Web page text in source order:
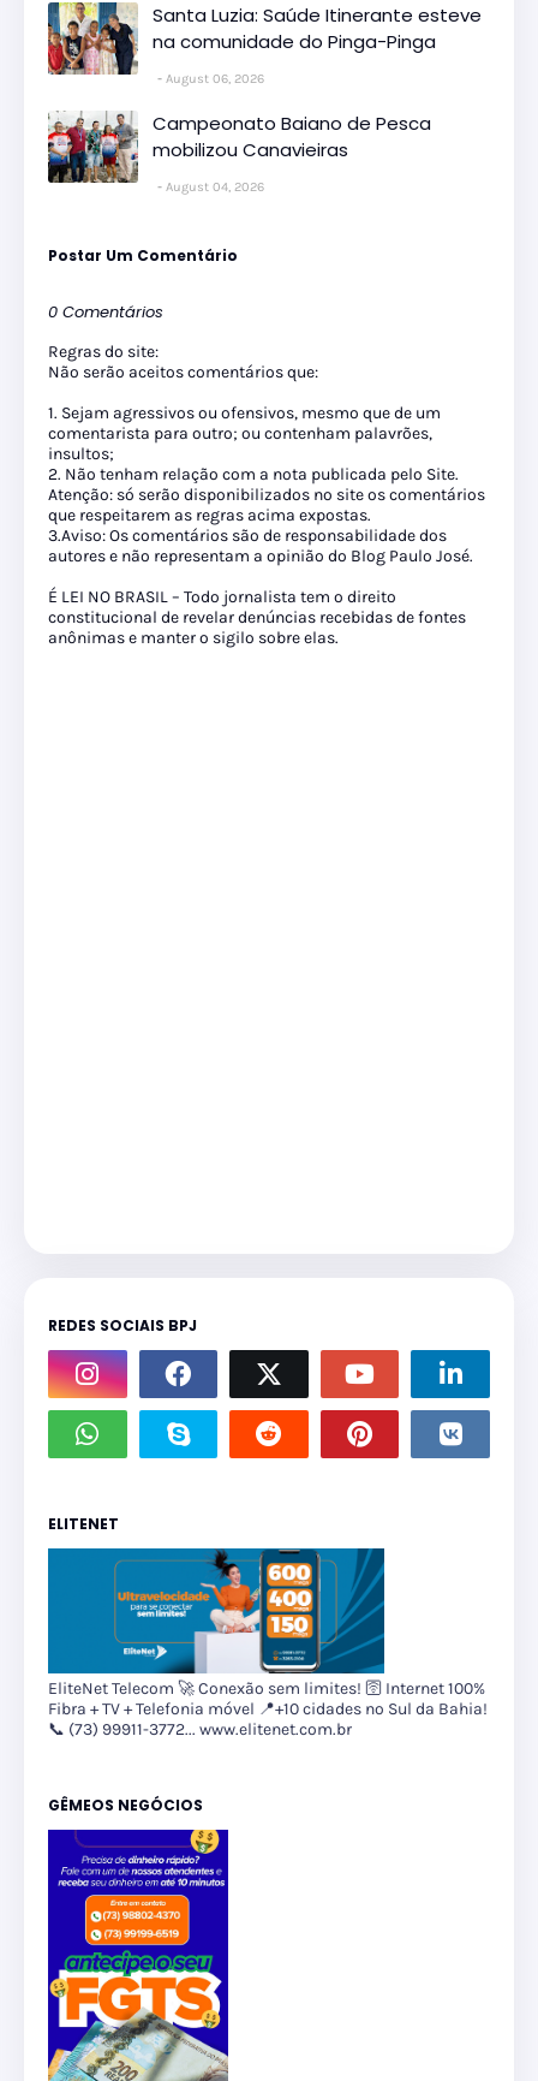
Santa Luzia: Saúde Itinerante esteve
na comunidade do Pinga-Pinga
August 06, 2026
Campeonato Baiano de Pesca
mobilizou Canavieiras
August 04, 2026
Postar Um Comentário
0 Comentários
Regras do site:
Não serão aceitos comentários que:
1. Sejam agressivos ou ofensivos, mesmo que de um
comentarista para outro; ou contenham palavrões,
insultos;
2. Não tenham relação com a nota publicada pelo Site.
Atenção: só serão disponibilizados no site os comentários
que respeitarem as regras acima expostas.
3.Aviso: Os comentários são de responsabilidade dos
autores e não representam a opinião do Blog Paulo José.
É LEI NO BRASIL – Todo jornalista tem o direito
constitucional de revelar denúncias recebidas de fontes
anônimas e manter o sigilo sobre elas.
REDES SOCIAIS BPJ
ELITENET
EliteNet Telecom 🚀 Conexão sem limites! 🛜 Internet 100%
Fibra + TV + Telefonia móvel 📍+10 cidades no Sul da Bahia!
📞 (73) 99911-3772... www.elitenet.com.br
GÊMEOS NEGÓCIOS